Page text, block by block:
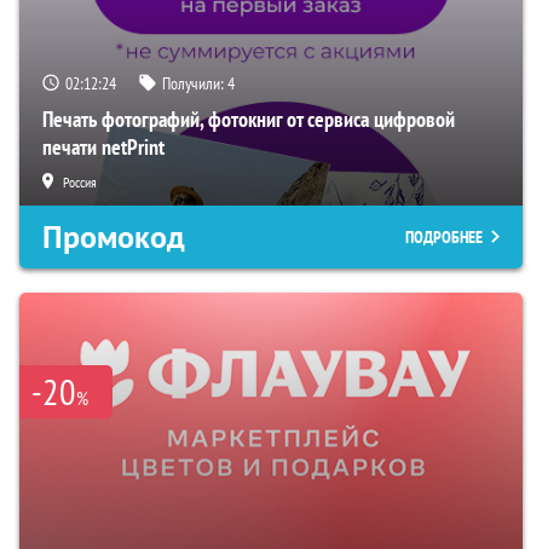
02:12:23 Получили:4
Печать фотографий, фотокниг от сервиса цифровой
печати netPrint
Россия
Промокод ПОДРОБНЕЕ
-20%